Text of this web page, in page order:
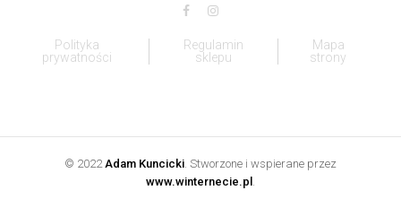
Polityka
prywatności
Regulamin
sklepu
Mapa
strony
© 2022 Adam Kuncicki . Stworzone i wspierane przez
www.winternecie.pl